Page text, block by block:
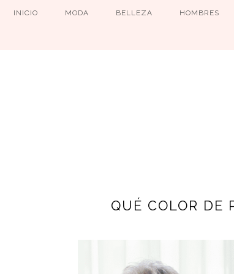
INICIO MODA BELLEZA HOMBRES
QUÉ COLOR DE